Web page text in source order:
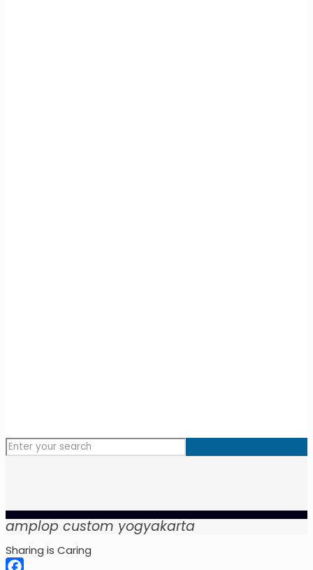
amplop custom yogyakarta
Sharing is Caring